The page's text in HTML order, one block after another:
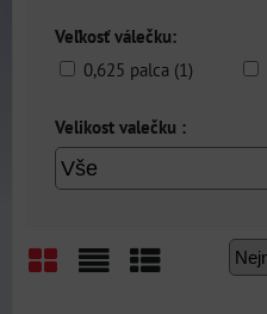
Veľkosť válečku:
0,625 palca (1)
Velikost valečku :